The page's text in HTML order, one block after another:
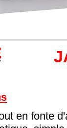
en fonte